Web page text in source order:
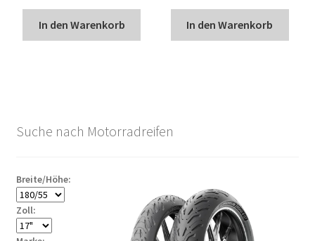
In den Warenkorb In den Warenkorb
Suche nach Motorradreifen
Breite/Höhe:
Zoll: